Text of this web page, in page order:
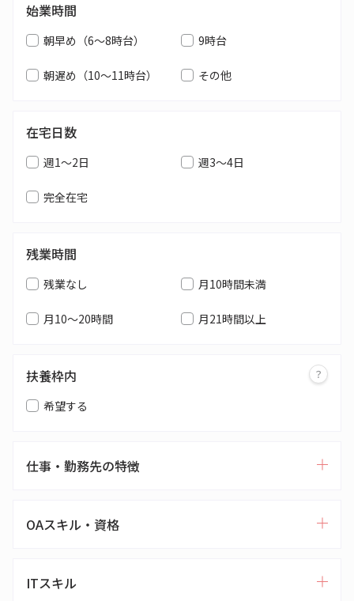
始業時間
朝早め（6～8時台） 9時台
朝遅め（10～11時台） その他
在宅日数
週1～2日 週3～4日
完全在宅
残業時間
残業なし 月10時間未満
月10～20時間 月21時間以上
扶養枠内
希望する
仕事・勤務先の特徴
OAスキル・資格
ITスキル